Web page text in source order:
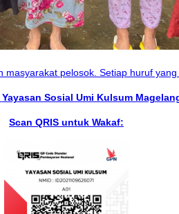
pelosok. Setiap huruf
Yayasan Sosial Umi Kulsum
Scan QRIS untuk Wakaf: